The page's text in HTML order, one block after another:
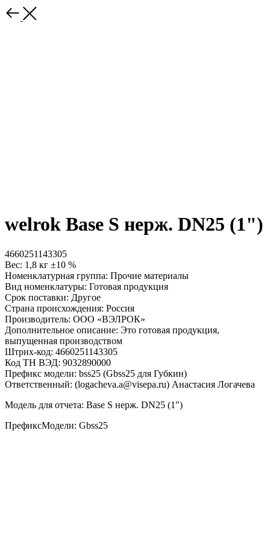
welrok Base S нерж. DN25 (1")
4660251143305
Вес: 1,8 кг ±10 %
Номенклатурная группа: Прочие материалы
Вид номенклатуры: Готовая продукция
Срок поставки: Другое
Страна происхождения: Россия
Производитель: ООО «ВЭЛРОК»
Дополнительное описание: Это готовая продукция,
выпущенная производством
Штрих-код: 4660251143305
Код ТН ВЭД: 9032890000
Префикс модели: bss25 (Gbss25 для Губкин)
Ответственный: (logacheva.a@visepa.ru) Анастасия Логачева
Модель для отчета: Base S нерж. DN25 (1")
ПрефиксМодели: Gbss25